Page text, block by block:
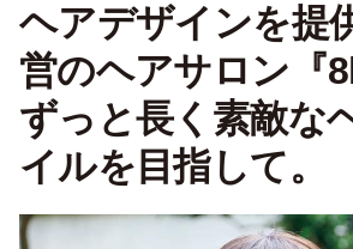
ヘアデザインを提
営のヘアサロン『
ずっと長く素敵な
イルを目指して。